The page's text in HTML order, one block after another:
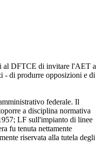
al DFTCE di invitare l'AET a
- di produrre opposizioni e di
federale. Il
a disciplina normativa
LF sull'impianto di linee
fu tenuta nettamente
riservata alla tutela degli